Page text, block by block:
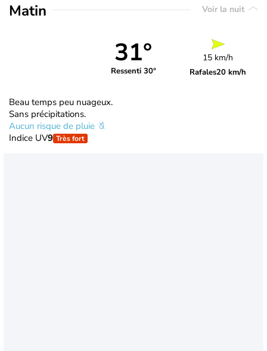
Matin Voir la nuit
31°
Ressenti 30°
15 km/h
Rafales20 km/h
Beau temps peu nuageux.
Sans précipitations.
Aucun risque de pluie
Indice UV9 Très fort